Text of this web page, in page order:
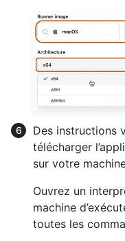
Des instructions
télécharger
sur votre
Ouvrez un
machine
toutes les